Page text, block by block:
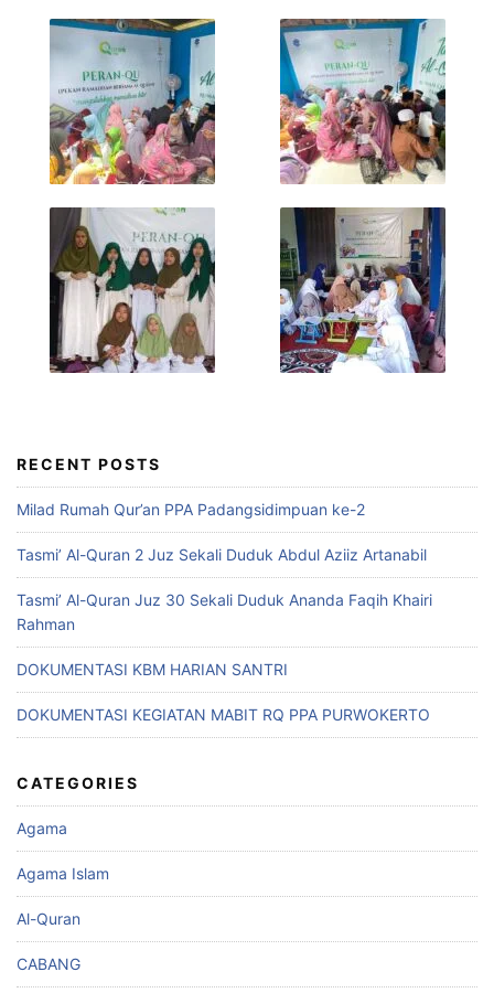
RECENT POSTS
Milad Rumah Qur’an PPA Padangsidimpuan ke-2
Tasmi’ Al-Quran 2 Juz Sekali Duduk Abdul Aziiz Artanabil
Tasmi’ Al-Quran Juz 30 Sekali Duduk Ananda Faqih Khairi
Rahman
DOKUMENTASI KBM HARIAN SANTRI
DOKUMENTASI KEGIATAN MABIT RQ PPA PURWOKERTO
CATEGORIES
Agama
Agama Islam
Al-Quran
CABANG